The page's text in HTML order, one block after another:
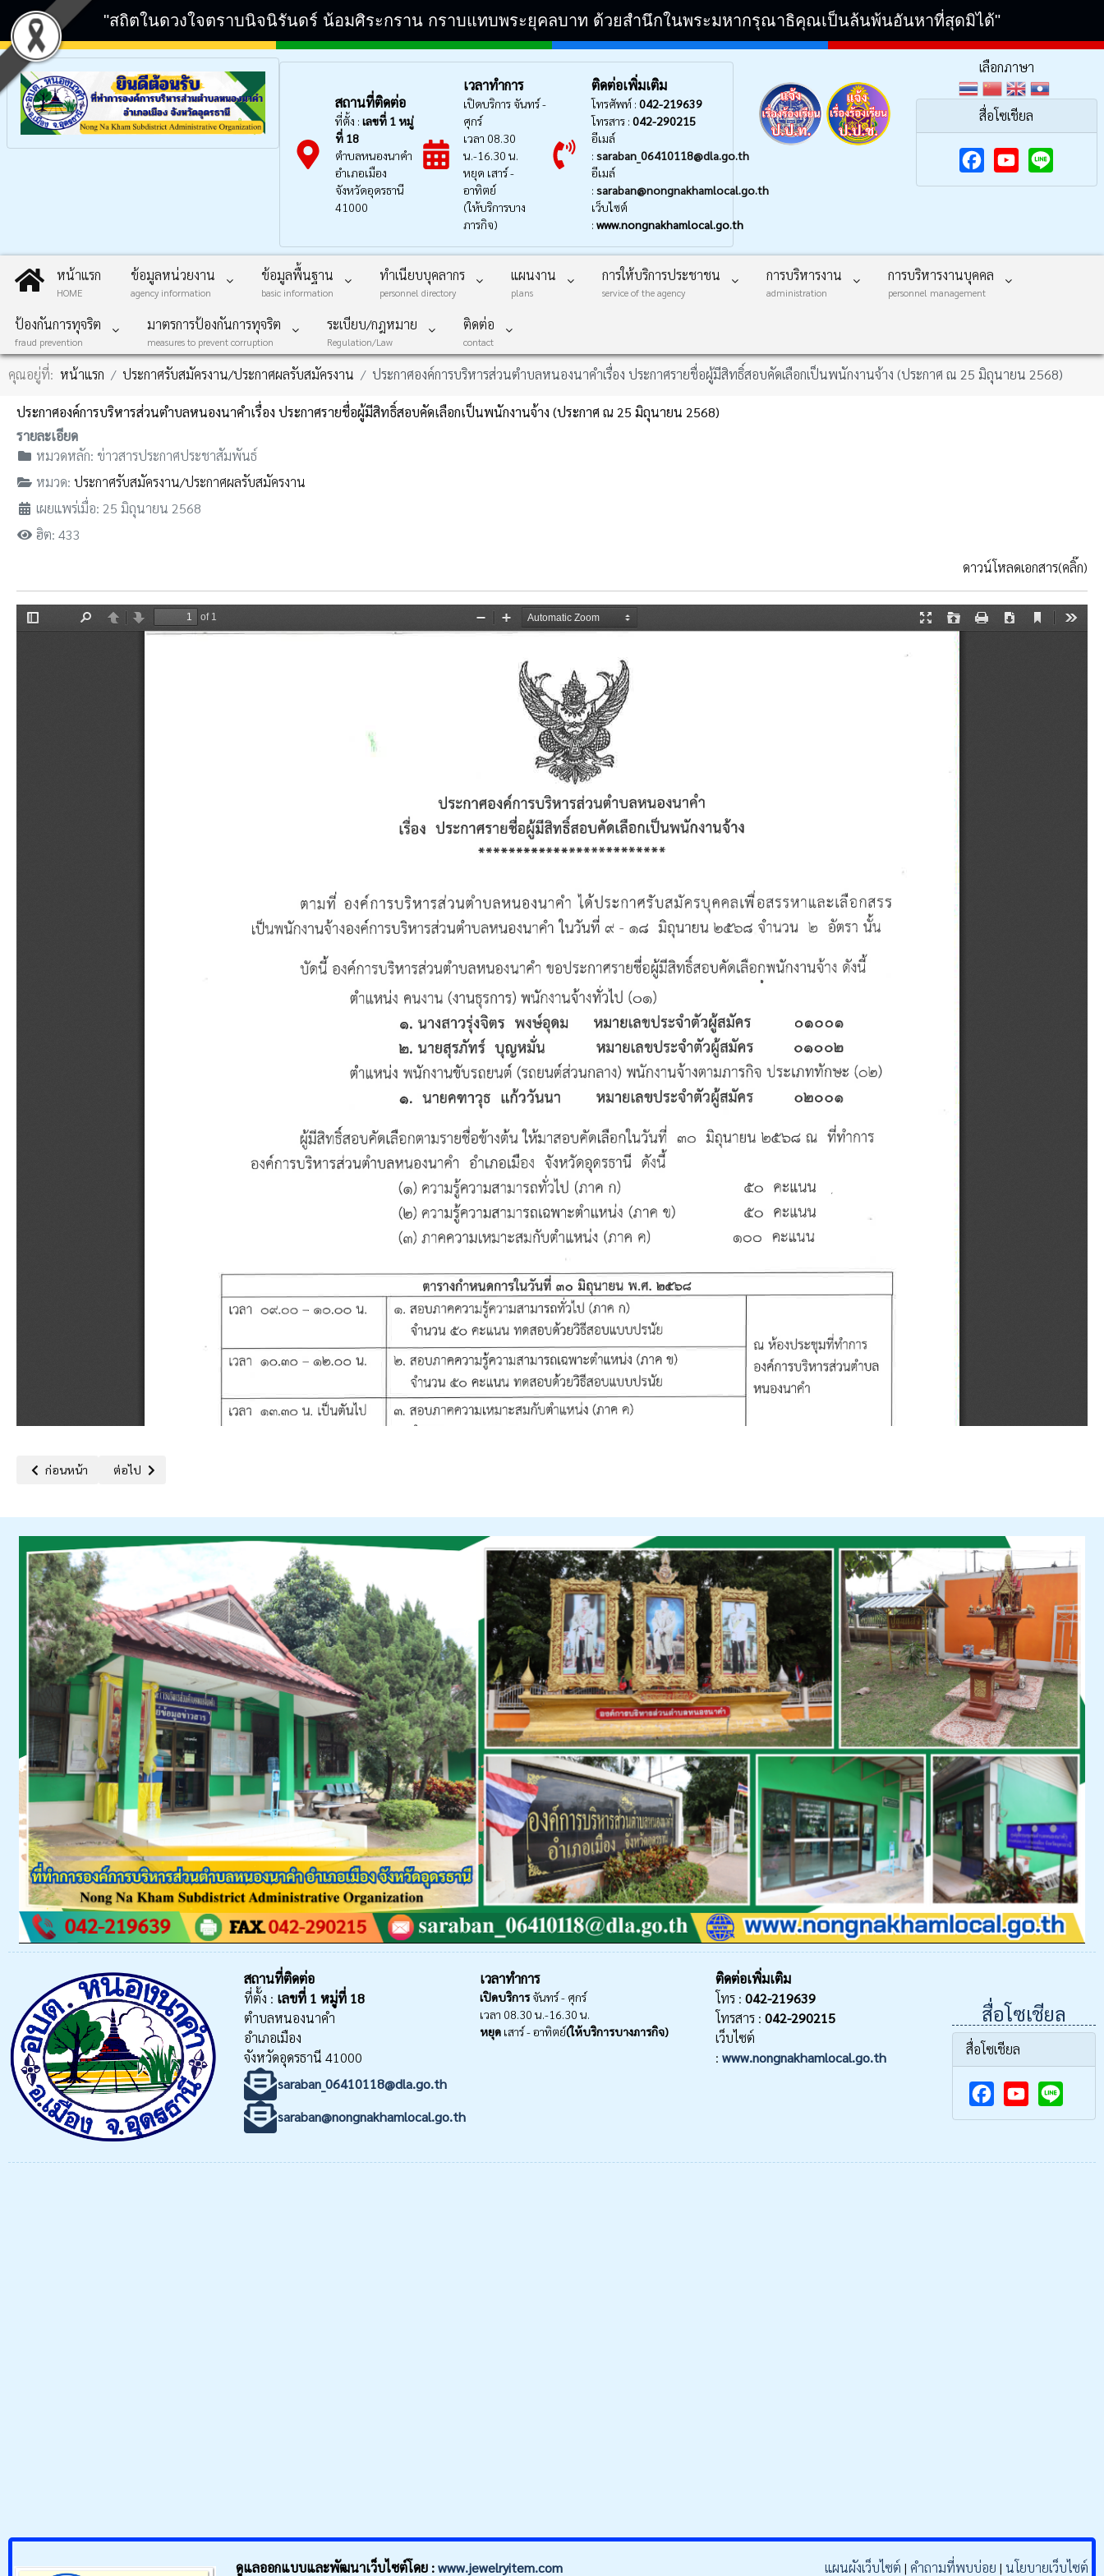
"สถิตในดวงใจตราบนิจนิรันดร์ น้อมศิระกราน กราบแทบพระยุคลบาท ด้วยสำนึกในพระมหากรุณาธิคุณเป็นล้นพ้นอันหาที่สุดมิได้"
สถานที่ติดต่อ
ที่ตั้ง : เลขที่ 1 หมู่
ที่ 18
ตำบลหนองนาคำ
อำเภอเมือง
จังหวัดอุดรธานี
41000
เวลาทำการ
เปิดบริการ จันทร์ -
ศุกร์
เวลา 08.30
น.-16.30 น.
หยุด เสาร์ -
อาทิตย์
(ให้บริการบาง
ภารกิจ)
ติดต่อเพิ่มเติม
โทรศัพท์ : 042-219639
โทรสาร : 042-290215
อีเมล์
: saraban_06410118@dla.go.th
อีเมล์
: saraban@nongnakhamlocal.go.th
เว็บไซต์
: www.nongnakhamlocal.go.th
เลือกภาษา
สื่อโซเชียล
F
e
b
k
Y
T
u
หน้าแรก
HOME
ข้อมูลหน่วยงาน
agency information
ข้อมูลพื้นฐาน
basic information
ทำเนียบบุคลากร
personnel directory
แผนงาน
plans
การให้บริการประชาชน
service of the agency
การบริหารงาน
administration
การบริหารงานบุคคล
personnel management
ป้องกันการทุจริต
fraud prevention
มาตรการป้องกันการทุจริต
measures to prevent corruption
ระเบียบ/กฎหมาย
Regulation/Law
ติดต่อ
contact
คุณอยู่ที่: หน้าแรก ประกาศรับสมัครงาน/ประกาศผลรับสมัครงาน ประกาศองค์การบริหารส่วนตำบลหนองนาคำเรื่อง ประกาศรายชื่อผู้มีสิทธิ์สอบคัดเลือกเป็นพนักงานจ้าง (ประกาศ ณ 25 มิถุนายน 2568)
ประกาศองค์การบริหารส่วนตำบลหนองนาคำเรื่อง ประกาศรายชื่อผู้มีสิทธิ์สอบคัดเลือกเป็นพนักงานจ้าง (ประกาศ ณ 25 มิถุนายน 2568)
รายละเอียด
หมวดหลัก: ข่าวสารประกาศประชาสัมพันธ์
หมวด: ประกาศรับสมัครงาน/ประกาศผลรับสมัครงาน
เผยแพร่เมื่อ: 25 มิถุนายน 2568
ฮิต: 433
ดาวน์โหลดเอกสาร(คลิ๊ก)
เนื้อหาก่อนหน้า: ประกาศองค์การบริหารส่วนตำบลหนองนาคำเรื่อง ประกาศผลสอบคัดเลือกบุคคลเข้าเป็นพนักงานจ้าง (ประกาศ ณ 3 กรกฎาคม 2568)
ก่อนหน้า เนื้อหาถัดไป: ประกาศองค์การบริหารส่วนตำบลหนองนาคำเรื่อง รับสมัคร สรรหาบุคคลทั่วไปเพื่อบรรจุและแต่งตั้งเป็นพนักงานจ้าง (ประกาศ ณ 28 พฤษภาคม 2568)
ต่อไป
สถานที่ติดต่อ
ที่ตั้ง : เลขที่ 1 หมู่ที่ 18
ตำบลหนองนาคำ
อำเภอเมือง
จังหวัดอุดรธานี 41000
saraban_06410118@dla.go.th
saraban@nongnakhamlocal.go.th
เวลาทำการ
เปิดบริการจันทร์ - ศุกร์
เวลา 08.30 น.-16.30 น.
หยุด เสาร์ - อาทิตย์(ให้บริการบางภารกิจ)
ติดต่อเพิ่มเติม
โทร : 042-219639
โทรสาร : 042-290215
เว็บไซต์
:www.nongnakhamlocal.go.th
สื่อโซเชียล
สื่อโซเชียล
F
c
Y
u
ดูแลออกแบบและพัฒนาเว็บไซต์โดย : www.jewelryitem.com แผนผังเว็บไซต์ | คำถามที่พบบ่อย | นโยบายเว็บไซต์